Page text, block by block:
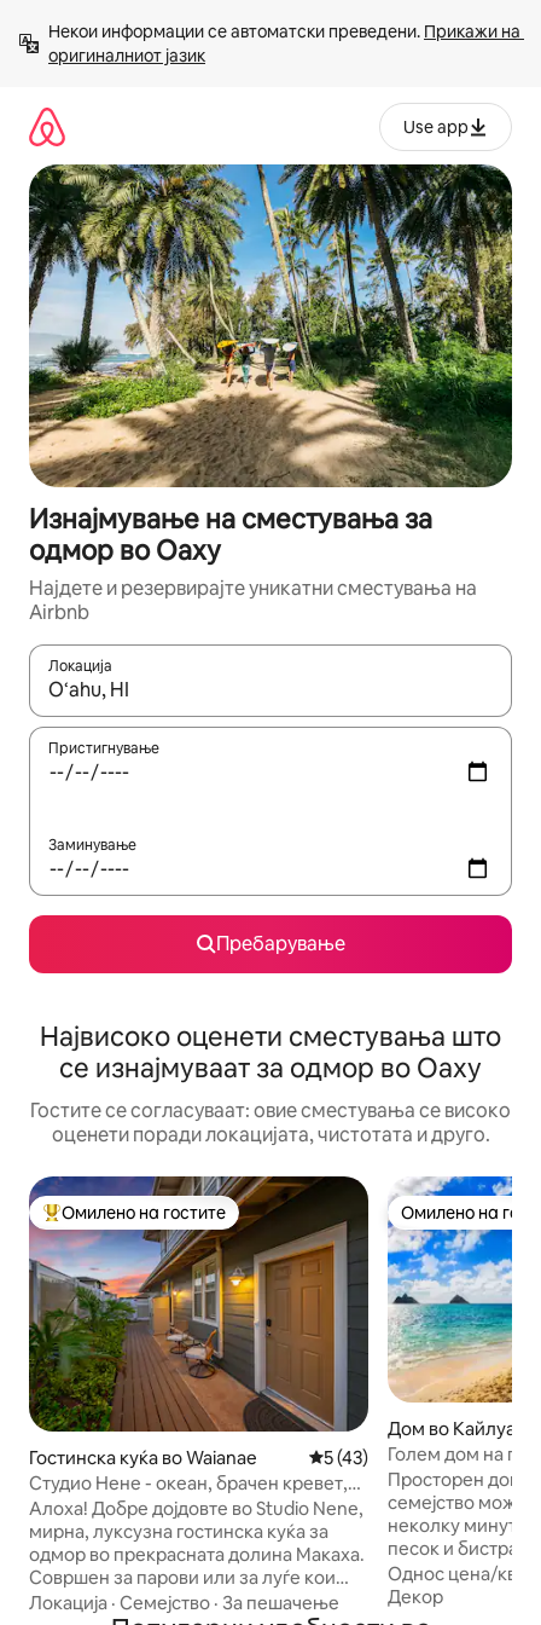
содржина
Некои информации се автоматски преведени. Прикажи на
оригиналниот јазик
Use app
Изнајмување на сместувања за
одмор во Оаху
Најдете и резервирајте уникатни сместувања на
Airbnb
Локација
Кога резултатите се достапни, движете се со копчињата
Пристигнување
Заминување
Пребарување
Највисоко оценети сместувања што
се изнајмуваат за одмор во Оаху
Гостите се согласуваат: овие сместувања се високо
оценети поради локацијата, чистотата и друго.
Меѓу најуспешните „Омилени на гостите“
Омилено на гостите
Гостинска куќа во Waianae Просечна оцена: 5 од 5,
5 (43)
Студио Нене - океан, брачен кревет,
тропска градина
Алоха! Добре дојдовте во Studio Nene,
мирна, луксузна гостинска куќа за
одмор во прекрасната долина Макаха.
Совршен за парови или за луѓе кои
патуваат сами, овој прекрасен
Локација · Семејство · За пешачење
Омилено на
Омилено на
Дом во Кайлуа
Голем дом на
до плажата!
Просторен дом
семејство може
неколку минути
песок и
Кајлуа.
плажа со вашата
Однос цена/
Декор